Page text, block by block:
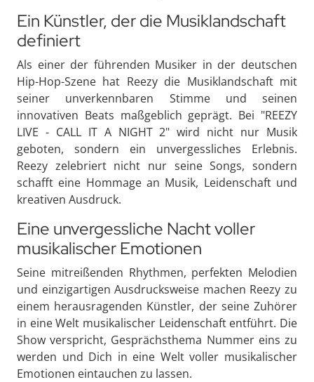
Ein Künstler, der die Musiklandschaft
definiert
Als einer der führenden Musiker in der deutschen
Hip-Hop-Szene hat Reezy die Musiklandschaft mit
seiner unverkennbaren Stimme und seinen
innovativen Beats maßgeblich geprägt. Bei "REEZY
LIVE - CALL IT A NIGHT 2" wird nicht nur Musik
geboten, sondern ein unvergessliches Erlebnis.
Reezy zelebriert nicht nur seine Songs, sondern
schafft eine Hommage an Musik, Leidenschaft und
kreativen Ausdruck.
Eine unvergessliche Nacht voller
musikalischer Emotionen
Seine mitreißenden Rhythmen, perfekten Melodien
und einzigartigen Ausdrucksweise machen Reezy zu
einem herausragenden Künstler, der seine Zuhörer
in eine Welt musikalischer Leidenschaft entführt. Die
Show verspricht, Gesprächsthema Nummer eins zu
werden und Dich in eine Welt voller musikalischer
Emotionen eintauchen zu lassen.